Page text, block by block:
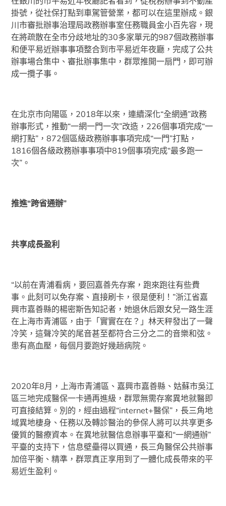
掛號，從社保打點到車駕管營業，都可以在這里辦成。銀
川市審批辦事治理局政務辦事室任務職員金小百先容，現
在將疏散在全市分歧地址的30多家單元的987個政務辦事
和便平易近辦事事項整合到市平易近年夜廳，完成了公共
辦事場合集中、審批辦事集中，群眾推開一扇門，即可辦
成一攬子事。
在北京市向陽區，2018年以來，連續深化“全網通”政務
辦事形式，推動“一網一門一次”改造，226個事項完成“一
網打點”，872個區級政務辦事事項完成“一門”打點，
1816個各級政務辦事事項中819個事項完成“最多跑一
次”。
推進“跨省通辦”
共享成長盈利
“以前在青浦看病，要回嘉善先存案，跑來跑往有些費
事。此刻可以免存案、直接刷卡，很是便利！”浙江省嘉
興市嘉善縣的楊密斯告知記者，她退休后跟女兒一路生涯
在上海市青浦區，由于「實實在在？」林天秤發出了一聲
冷笑，這聲冷笑的尾音甚至都符合三分之二的音樂和弦。
患有高血壓，每個月要跑好幾趟病院。
2020年8月，上海市青浦區、嘉興市嘉善縣、姑蘇市吳江
區三地完成醫保一卡通再進級，群眾無需存案異地就醫即
可直接結算。別的，經由過程“internet+醫保”，長三角地
域異地棲身、任務以及轉診醫治的參保人將可以共享更多
優質的醫療資本。在異地就醫信息辦事平臺和“一網通辦”
平臺的支持下，信息壁壘得以買通，長三角醫保公共辦事
加倍平衡、精準，群眾真正享用到了一體化成長帶來的平
易近生盈利。